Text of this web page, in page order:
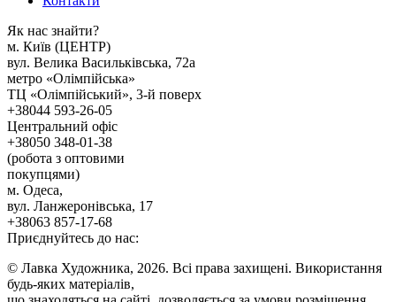
Як наc знайти?
м. Киïв (ЦЕНТР)
вул. Велика Васильківська, 72а
метро «Олімпійська»
ТЦ «Олімпійський», 3-й поверх
+38044 593-26-05
Центральний офіс
+38050 348-01-38
(робота з оптовими
покупцями)
м. Одеса,
вул. Ланжеронівська, 17
+38063 857-17-68
Приєднуйтесь до нас:
© Лавка Художника, 2026. Всі права захищені. Використання
будь-яких матеріалів,